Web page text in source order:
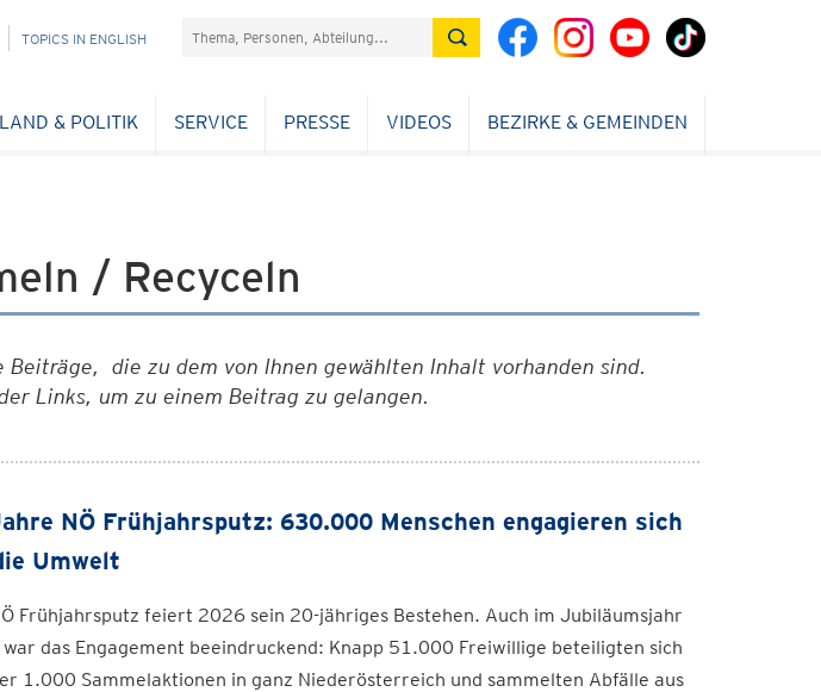
TOPICS IN ENGLISH Suchefeld
LAND & POLITIK SERVICE PRESSE VIDEOS BEZIRKE & GEMEINDEN
/ Recyceln
Beiträge, die zu dem von Ihnen gewählten Inhalt vorhanden sind.
Links, um zu einem Beitrag zu gelangen.
NÖ Frühjahrsputz: 630.000 Menschen engagieren sich
Umwelt
Frühjahrsputz feiert 2026 sein 20-jähriges Bestehen. Auch im Jubiläumsjahr
das Engagement beeindruckend: Knapp 51.000 Freiwillige beteiligten sich
1.000 Sammelaktionen in ganz Niederösterreich und sammelten Abfälle aus